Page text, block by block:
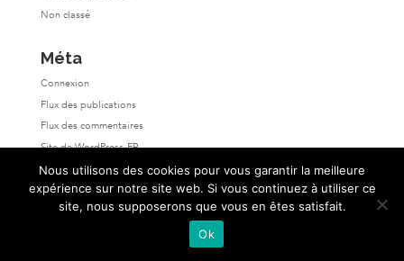
Non classé
Méta
Connexion
Flux des publications
Flux des commentaires
Site de WordPress-FR
Nous utilisons des cookies pour vous garantir la meilleure
expérience sur notre site web. Si vous continuez à utiliser ce
site, nous supposerons que vous en êtes satisfait.
Ok